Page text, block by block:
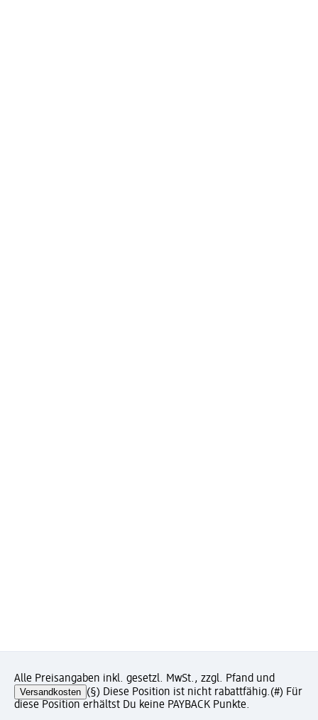
Alle Preisangaben inkl. gesetzl. MwSt., zzgl. Pfand und
Versandkosten (§) Diese Position ist nicht rabattfähig.(#) Für
diese Position erhältst Du keine PAYBACK Punkte.